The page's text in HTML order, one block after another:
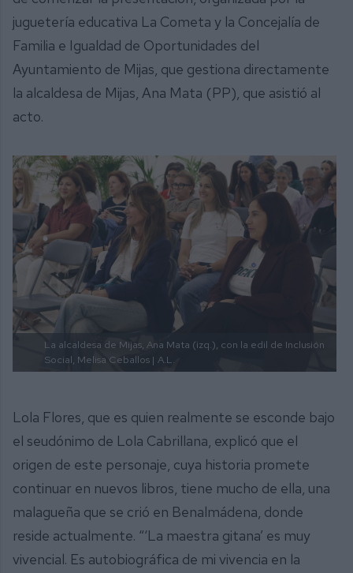
juguetería educativa La Cometa y la Concejalía de
Familia e Igualdad de Oportunidades del
Ayuntamiento de Mijas, que gestiona directamente
la alcaldesa de Mijas, Ana Mata (PP), que asistió al
acto.
La alcaldesa de Mijas, Ana Mata (izq.), con la edil de Inclusión
Social, Melisa Ceballos | A.L.
Lola Flores, que es quien realmente se esconde bajo
el seudónimo de Lola Cabrillana, explicó que el
origen de este personaje, cuya historia promete
continuar en nuevos libros, tiene mucho de ella, una
malagueña que se crió en Benalmádena, donde
reside actualmente. “‘La maestra gitana’ es muy
vivencial. Es autobiográfica de mi vivencia en la